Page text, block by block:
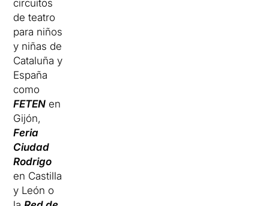
circuitos
de teatro
para niños
y niñas de
Cataluña y
España
como
FETEN en
Gijón,
Feria
Ciudad
Rodrigo
en Castilla
y León o